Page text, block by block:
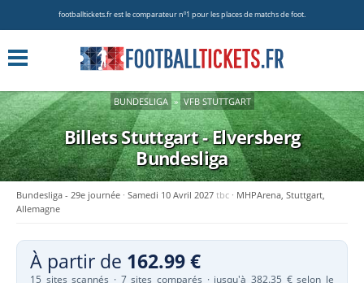
footballtickets.fr est le comparateur nº1 pour les places de matchs de foot.
BUNDESLIGA » VFB STUTTGART
Billets Stuttgart - Elversberg
Bundesliga
Bundesliga - 29e journée Samedi 10 Avril 2027 tbc
MHPArena, Stuttgart,
Allemagne
À partir de 162.99 €
15 sites scannés · 7 sites comparés · jusqu'à 382.35 € selon le